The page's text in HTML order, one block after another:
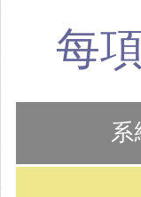
每
系